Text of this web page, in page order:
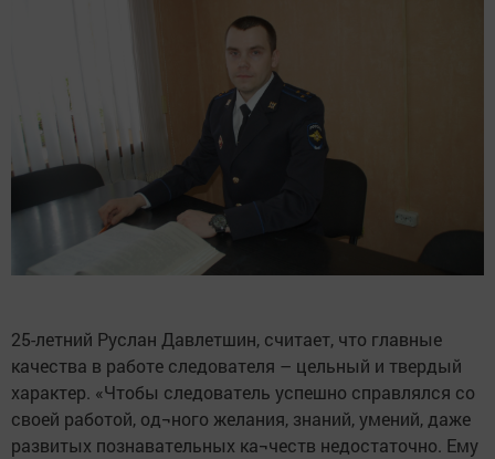
25-летний Руслан Давлетшин, считает, что главные
качества в работе следователя – цельный и твердый
характер. «Чтобы следователь успешно справлялся со
своей работой, од¬ного желания, знаний, умений, даже
развитых познавательных ка¬честв недостаточно. Ему